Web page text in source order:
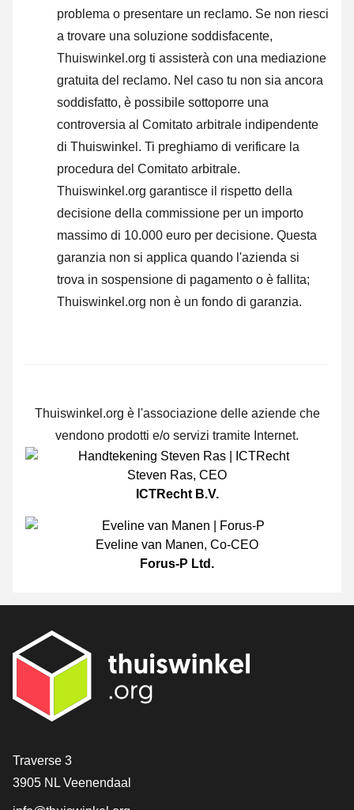
problema o presentare un reclamo. Se non riesci
a trovare una soluzione soddisfacente,
Thuiswinkel.org ti assisterà con una mediazione
gratuita del reclamo. Nel caso tu non sia ancora
soddisfatto, è possibile sottoporre una
controversia al Comitato arbitrale indipendente
di Thuiswinkel. Ti preghiamo di verificare la
procedura del Comitato arbitrale.
Thuiswinkel.org garantisce il rispetto della
decisione della commissione per un importo
massimo di 10.000 euro per decisione. Questa
garanzia non si applica quando l'azienda si
trova in sospensione di pagamento o è fallita;
Thuiswinkel.org non è un fondo di garanzia.
Thuiswinkel.org è l'associazione delle aziende che
vendono prodotti e/o servizi tramite Internet.
Steven Ras, CEO
ICTRecht B.V.
Eveline van Manen, Co-CEO
Forus-P Ltd.
[_General:Contact]
Traverse 3
3905 NL Veenendaal